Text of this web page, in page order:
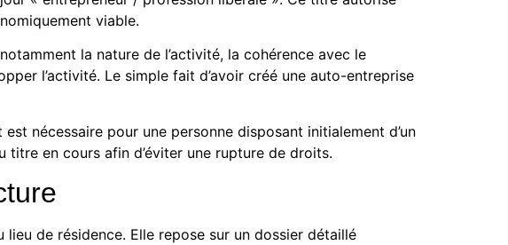
viable.
la nature de l’activité, la cohérence avec le
l’activité. Le simple fait d’avoir créé une auto-entreprise
nécessaire pour une personne disposant initialement d’un
en cours afin d’éviter une rupture de droits.
de résidence. Elle repose sur un dossier détaillé